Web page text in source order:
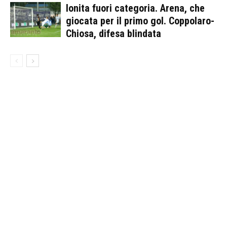
Ionita fuori categoria. Arena, che
giocata per il primo gol. Coppolaro-
Chiosa, difesa blindata